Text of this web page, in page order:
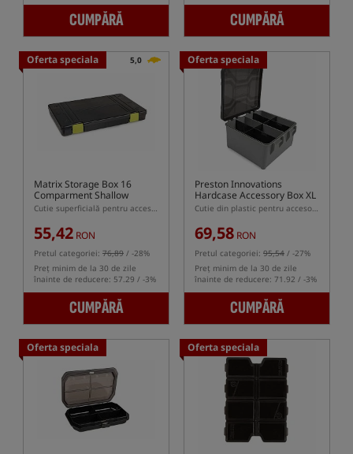
CUMPĂRĂ CUMPĂRĂ
Oferta speciala 5,0
Matrix Storage Box 16
Comparment Shallow
Cutie superficială pentru accesorii cu 16 compartimente
55,42 RON
Pretul categoriei: 76,89 / -28%
Preț minim de la 30 de zile
înainte de reducere: 57.29 / -3%
CUMPĂRĂ
Oferta speciala
Preston Innovations
Hardcase Accessory Box XL
Cutie din plastic pentru accesorii
69,58 RON
Pretul categoriei: 95,54 / -27%
Preț minim de la 30 de zile
înainte de reducere: 71.92 / -3%
CUMPĂRĂ
Oferta speciala Oferta speciala